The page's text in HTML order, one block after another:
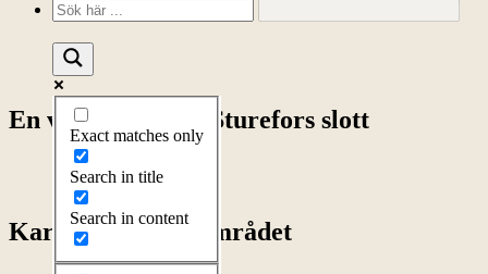
Exact matches only
Search in title
Search in content
En vandring runt Sturefors slott
Sturefors slott 1966
Karta över slottsområdet